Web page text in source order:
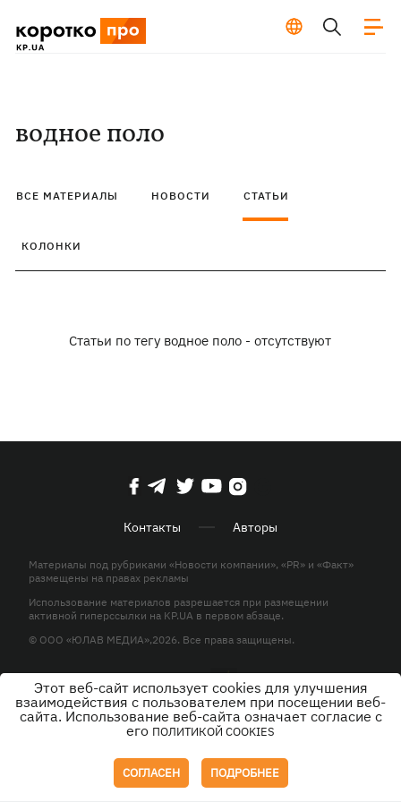
водное поло
ВСЕ МАТЕРИАЛЫ НОВОСТИ СТАТЬИ
КОЛОНКИ
Статьи по тегу водное поло - отсутствуют
Контакты Авторы
Материалы под рубриками «Новости компании», «PR» и «Факт»
размещены на правах рекламы
Использование материалов разрешается при размещении
активной гиперссылки на KP.UA в первом абзаце.
© ООО «ЮЛАВ МЕДИА»,2026. Все права защищены.
Дизайн
Этот веб-сайт использует cookies для улучшения
взаимодействия с пользователем при посещении веб-
сайта. Использование веб-сайта означает согласие с
его ПОЛИТИКОЙ COOKIES
СОГЛАСЕН ПОДРОБНЕЕ